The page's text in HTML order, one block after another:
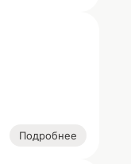
Подробнее